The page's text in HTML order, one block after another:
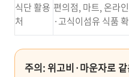
식단 활용
처
편의점, 마트, 온라
·고식이섬유 식품
주의: 위고비·마운자로